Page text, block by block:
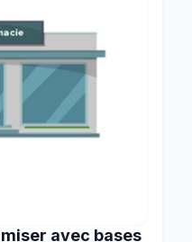
avec bases